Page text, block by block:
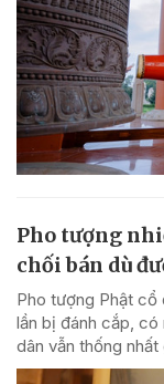
Pho tượng
chối bán dù
Pho tượng Phật cổ
lần bị đánh cắp,
dân vẫn thống nhất